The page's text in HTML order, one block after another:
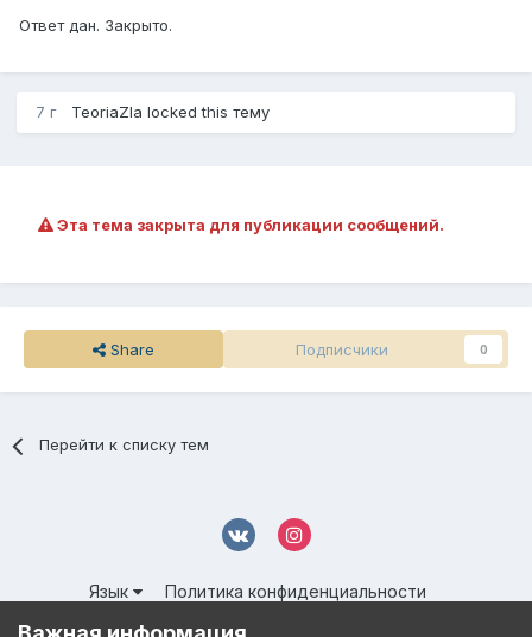
Ответ дан. Закрыто.
7 г TeoriaZla locked this тему
Эта тема закрыта для публикации сообщений.
Share Подписчики 0
Перейти к списку тем
Язык
Политика конфиденциальности